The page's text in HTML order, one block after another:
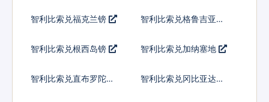
智利比索兑福克兰镑
智利比索兑格鲁吉亚拉
智利比索兑根西岛镑 智利比索兑加纳塞地
智利比索兑直布罗陀镑
智利比索兑冈比亚达拉